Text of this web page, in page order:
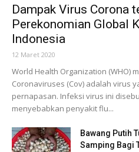
Dampak Virus Corona
Perekonomian Global
Indonesia
12 Maret 2020
World Health Organization (WHO)
Coronaviruses (Cov) adalah virus
pernapasan. Infeksi virus ini
menyebabkan penyakit flu...
Bawang Putih
Samping Bagi